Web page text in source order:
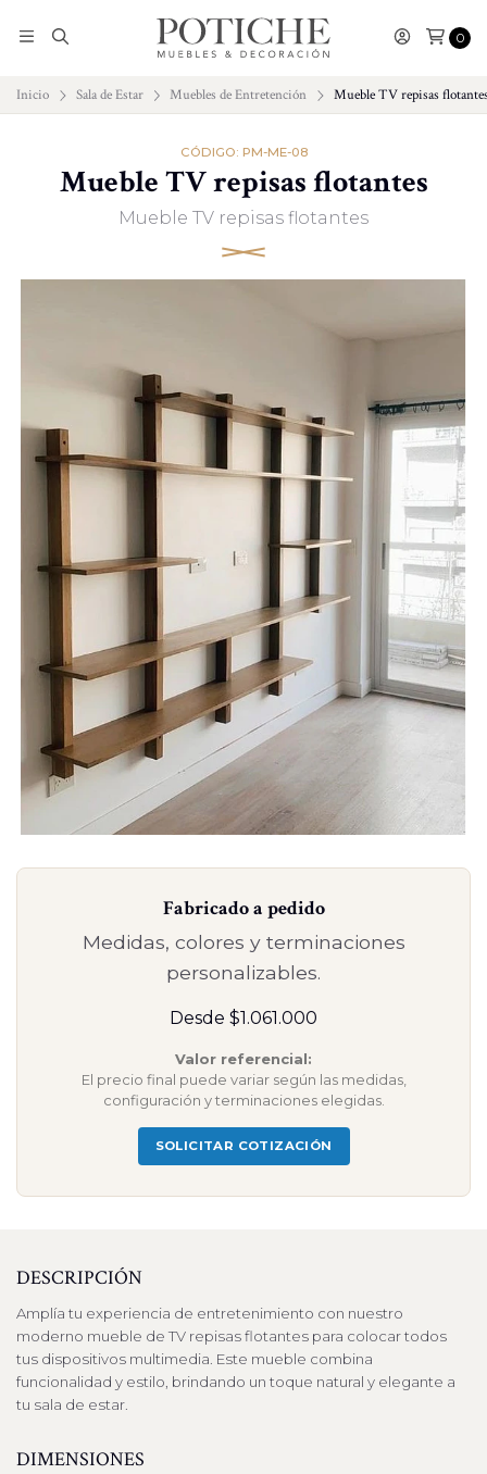
0
Inicio Sala de Estar Muebles de Entretención Mueble TV repisas
CÓDIGO: PM-ME-08
Mueble TV repisas flotantes
Mueble TV repisas flotantes
Fabricado a pedido
Medidas, colores y terminaciones
personalizables.
Desde $1.061.000
Valor referencial:
El precio final puede variar según las medidas,
configuración y terminaciones elegidas.
SOLICITAR COTIZACIÓN
DESCRIPCIÓN
Amplía tu experiencia de entretenimiento con nuestro
moderno mueble de TV repisas flotantes para colocar todos
tus dispositivos multimedia. Este mueble combina
funcionalidad y estilo, brindando un toque natural y elegante a
tu sala de estar.
DIMENSIONES